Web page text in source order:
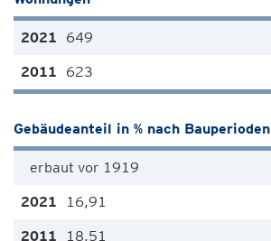
649
623
Gebäudeanteil in % nach Bauperioden
erbaut vor 1919
16,91
18,51